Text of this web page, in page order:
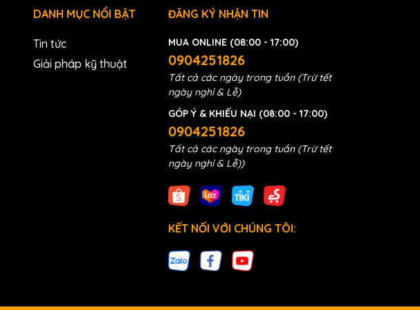
DANH MỤC NỔI BẬT
Tin tức
Giải pháp kỹ thuật
ĐĂNG KÝ NHẬN TIN
MUA ONLINE (08:00 - 17:00)
0904251826
Tất cả các ngày trong tuần (Trừ tết
ngày nghỉ & Lễ)
GÓP Ý & KHIẾU NẠI (08:00 - 17:00)
0904251826
Tất cả các ngày trong tuần (Trừ tết
ngày nghỉ & Lễ))
KẾT NỐI VỚI CHÚNG TÔI: